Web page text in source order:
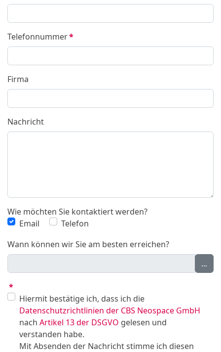
Telefonnummer*
Firma
Nachricht
Wie möchten Sie kontaktiert werden?
Email
Telefon
Wann können wir Sie am besten erreichen?
...
*
Hiermit bestätige ich, dass ich die
Datenschutzrichtlinien der CBS Neospace GmbH
nach Artikel 13 der DSGVO gelesen und
verstanden habe.
Mit Absenden der Nachricht stimme ich diesen